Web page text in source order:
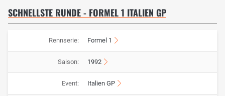
SCHNELLSTE RUNDE - FORMEL 1 ITALIEN GP
Rennserie: Formel 1
Saison: 1992
Event: Italien GP